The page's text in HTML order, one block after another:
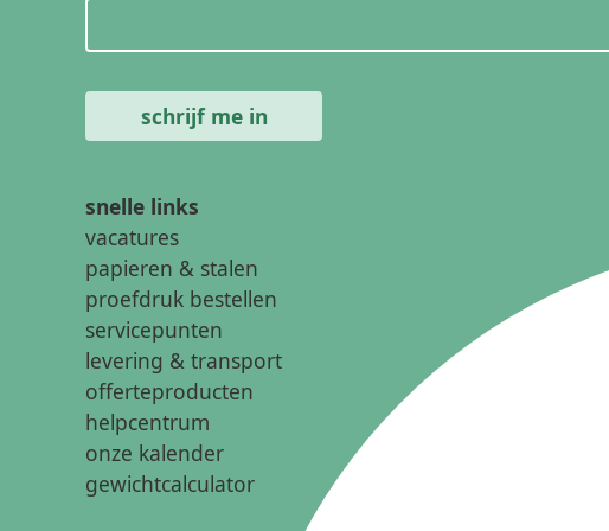
snelle links
vacatures
papieren & stalen
proefdruk bestellen
servicepunten
levering & transport
offerteproducten
helpcentrum
onze kalender
gewichtcalculator